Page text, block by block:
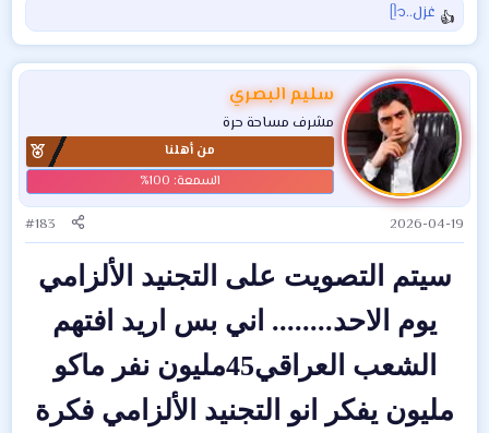
ا
ل
ت
ف
ا
ع
ل
ا
ت
:
غزل..ᥫ᭡
سليم البصري
مشرف مساحة حرة
من أهلنا
2026-04-19
#183
سيتم التصويت على التجنيد الألزامي
يوم الاحد........ اني بس اريد افتهم
الشعب العراقي45مليون نفر ماكو
مليون يفكر انو التجنيد الألزامي فكرة